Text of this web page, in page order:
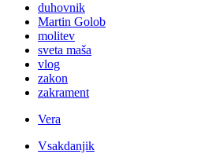
duhovnik
Martin Golob
molitev
sveta maša
vlog
zakon
zakrament
Vera
Vsakdanjik